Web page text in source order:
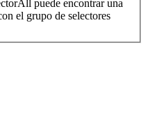
puede encontrar una
el grupo de selectores